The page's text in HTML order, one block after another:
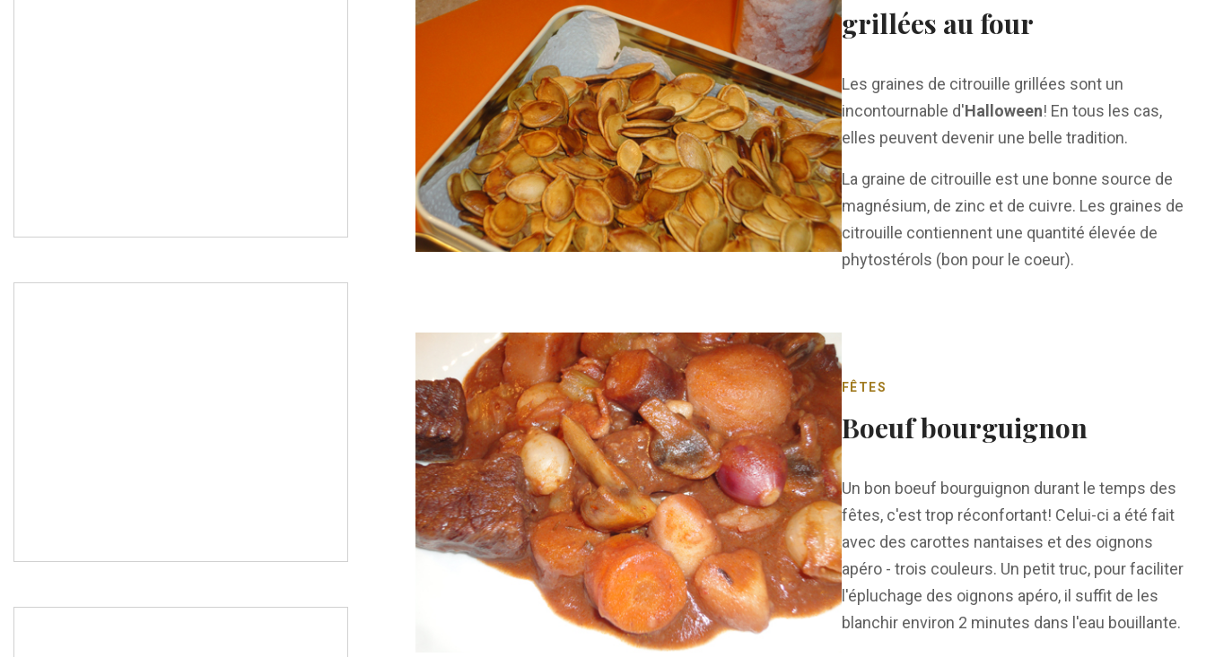
grillées au four
Les graines de citrouille grillées sont un
incontournable d'Halloween! En tous les cas,
elles peuvent devenir une belle tradition.
La graine de citrouille est une bonne source de
magnésium, de zinc et de cuivre. Les graines de
citrouille contiennent une quantité élevée de
phytostérols (bon pour le coeur).
FÊTES
Boeuf bourguignon
Un bon boeuf bourguignon durant le temps des
fêtes, c'est trop réconfortant! Celui-ci a été fait
avec des carottes nantaises et des oignons
apéro - trois couleurs. Un petit truc, pour faciliter
l'épluchage des oignons apéro, il suffit de les
blanchir environ 2 minutes dans l'eau bouillante.